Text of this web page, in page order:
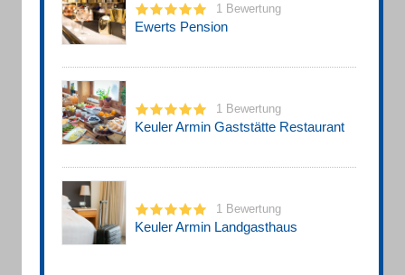
1 Bewertung
Ewerts Pension
1 Bewertung
Keuler Armin Gaststätte Restaurant
1 Bewertung
Keuler Armin Landgasthaus